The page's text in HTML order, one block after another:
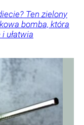
Ten zielony
bomba, która
ułatwia